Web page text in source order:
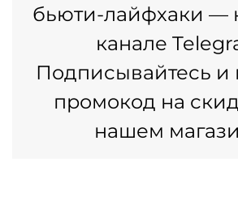
бьюти-лайфхаки —
канале
Подписывайтесь и
промокод на
нашем